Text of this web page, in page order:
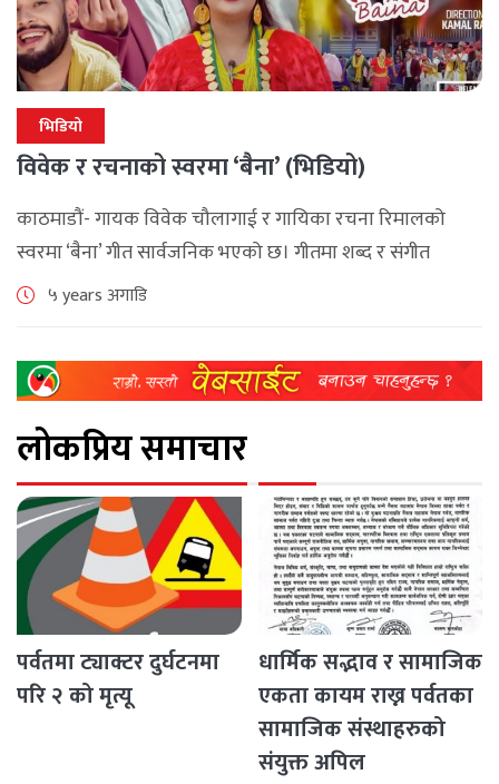
भिडियो
विवेक र रचनाको स्वरमा ‘बैना’ (भिडियो)
काठमाडौं- गायक विवेक चौलागाई र गायिका रचना रिमालको
स्वरमा ‘बैना’ गीत सार्वजनिक भएको छ। गीतमा शब्द र संगीत
प्रभावन जे तथा मिक्सीङ र मास्टरिङ गोविन्द सोनीको छ। गीतको
५ years अगाडि
लोकप्रिय समाचार
पर्वतमा ट्याक्टर दुर्घटनमा
परि २ को मृत्यू
धार्मिक सद्भाव र सामाजिक
एकता कायम राख्न पर्वतका
सामाजिक संस्थाहरुको
संयुक्त अपिल